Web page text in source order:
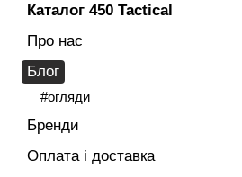
Каталог 450 Tactical
Про нас
Блог
#огляди
Бренди
Оплата і доставка